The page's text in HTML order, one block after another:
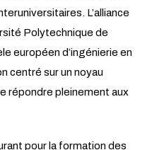
L’alliance
Polytechnique de
européen d’ingénierie en
centré sur un noyau
répondre pleinement aux
pour la formation des